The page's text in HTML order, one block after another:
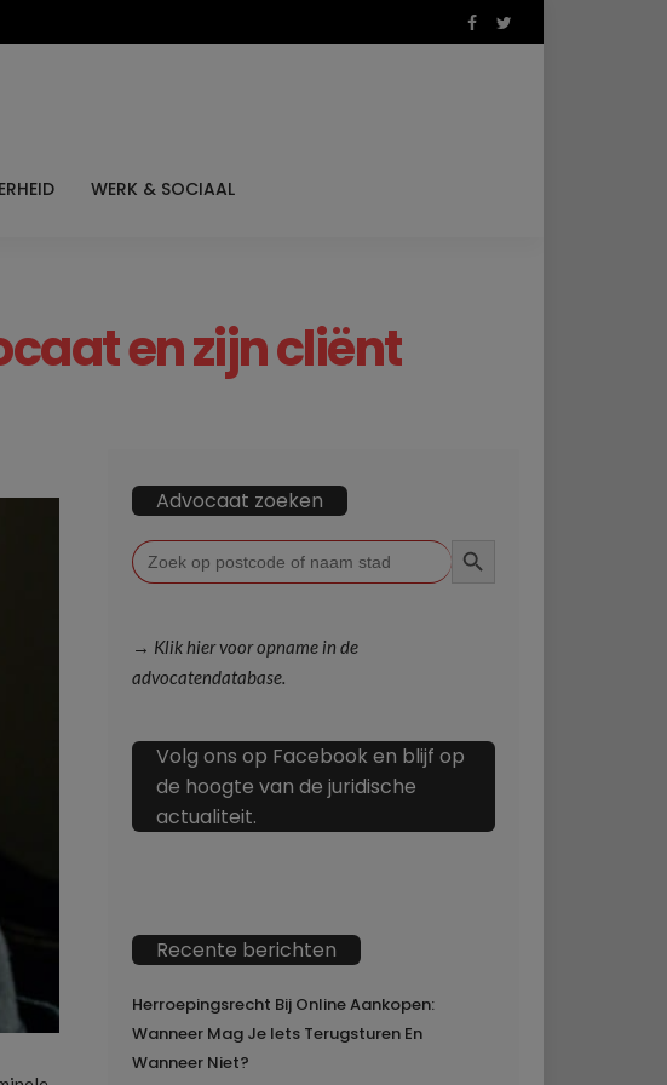
WERK & SOCIAAL
en zijn cliënt
Advocaat zoeken
Zoek
naar:
→ Klik hier voor opname in de
advocatendatabase.
Volg ons op Facebook en blijf op
de hoogte van de juridische
actualiteit.
Recente berichten
Herroepingsrecht Bij Online Aankopen:
Wanneer Mag Je Iets Terugsturen En
Wanneer Niet?